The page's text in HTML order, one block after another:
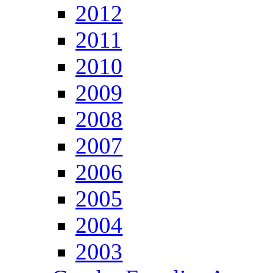
2012
2011
2010
2009
2008
2007
2006
2005
2004
2003